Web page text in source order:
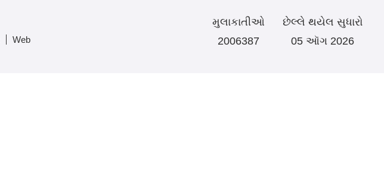
Web
મુલાકાતીઓ
2006387
છેલ્લે થયેલ સુધારો
05 ઑગ 2026